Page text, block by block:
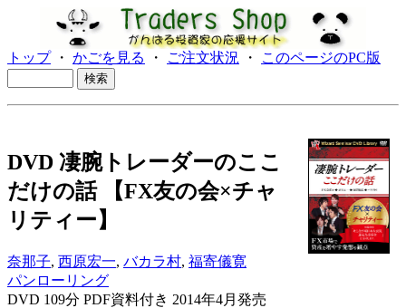
トップ・ かごを見る ・ ご注文状況 ・ このページのPC版
DVD 凄腕トレーダーのここ
だけの話 【FX友の会×チャ
リティー】
奈那子, 西原宏一, バカラ村, 福寄儀寛
パンローリング
DVD 109分 PDF資料付き 2014年4月発売